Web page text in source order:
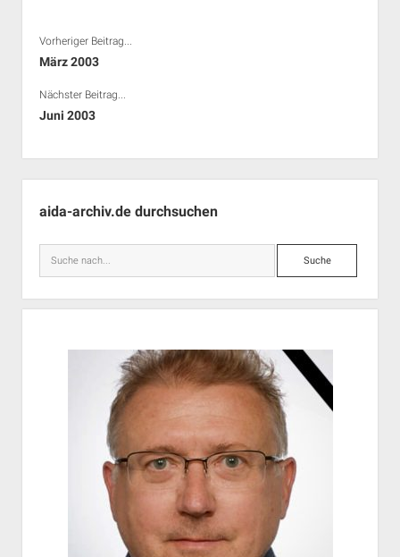
Vorheriger Beitrag...
März 2003
Nächster Beitrag...
Juni 2003
aida-archiv.de durchsuchen
Suche